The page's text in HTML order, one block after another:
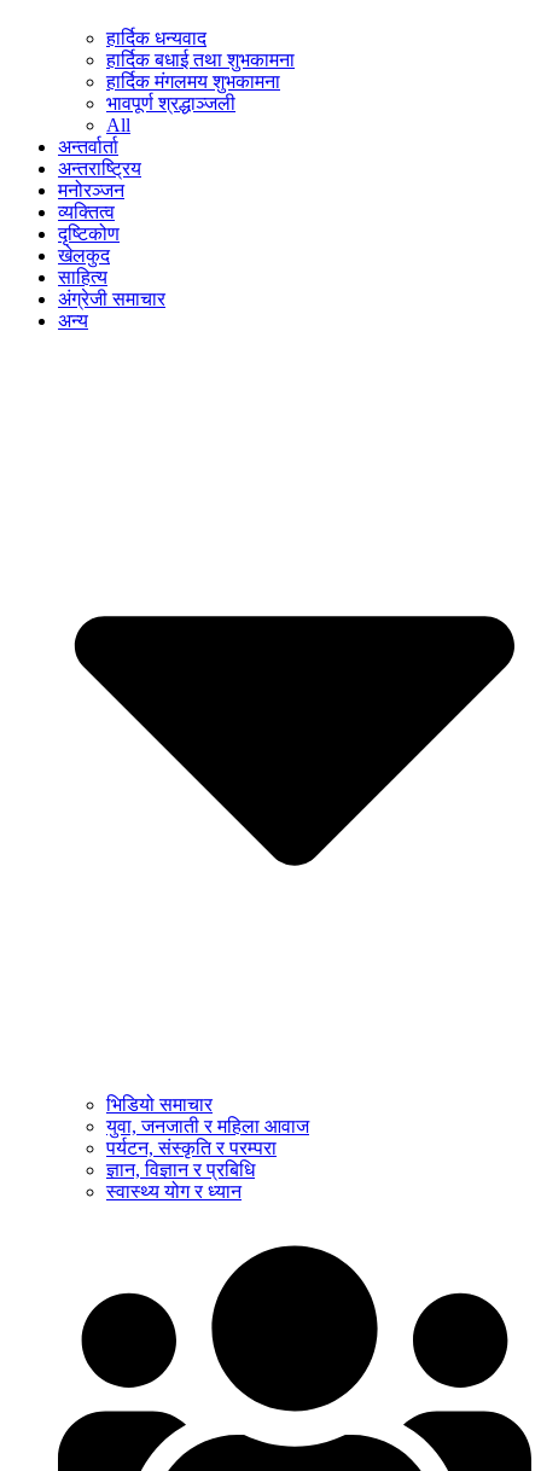
हार्दिक धन्यवाद
हार्दिक बधाई तथा शुभकामना
हार्दिक मंगलमय शुभकामना
भावपूर्ण श्रद्धाञ्जली
All
अन्तर्वार्ता
अन्तराष्ट्रिय
मनोरञ्जन
व्यक्तित्व
दृष्टिकोण
खेलकुद
साहित्य
अंग्रेजी समाचार
अन्य
भिडियो समाचार
युवा, जनजाती र महिला आवाज
पर्यटन, संस्कृति र परम्परा
ज्ञान, विज्ञान र प्रबिधि
स्वास्थ्य योग र ध्यान